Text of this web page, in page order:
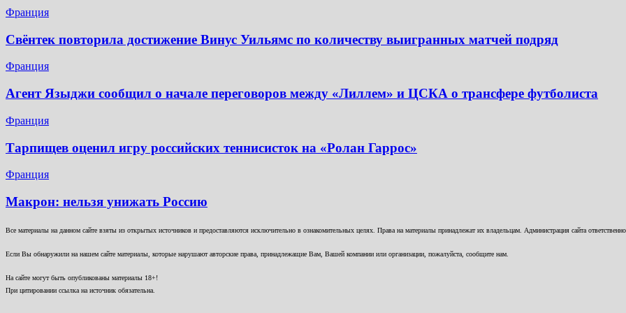
Франция
Свёнтек повторила достижение Винус Уильямс по количеству выигранных матчей подряд
Франция
Агент Языджи сообщил о начале переговоров между «Лиллем» и ЦСКА о трансфере футболиста
Франция
Тарпищев оценил игру российских теннисисток на «Ролан Гаррос»
Франция
Макрон: нельзя унижать Россию
Все материалы на данном сайте взяты из открытых источников и предоставляются исключительно в ознакомительных целях. Права на материалы принадлежат их владельцам. Администрация сайта
Если Вы обнаружили на нашем сайте материалы, которые нарушают авторские права, принадлежащие Вам, Вашей компании или организации, пожалуйста, сообщите нам.
На сайте могут быть опубликованы материалы 18+!
При цитировании ссылка на источник обязательна.